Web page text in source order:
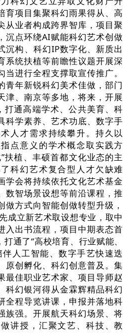
育项目集聚科幻雨果得从、高
从业者构成跨界智库，项目聚
沉点环绕AI赋能科幻艺术创做
沉构、科幻IP数字化、新质出
系统扶植等前瞻性议题开展深
进行全程支撑取宣传推广。
青年新锐科幻美术佳做，部门
津、南京等多地，将来，开展
打通高端学术、公共美育、科
科学素养、艺术功底、数字手
人才需求持续攀升。持久以
点意义的学术概念取实践方
扶植、丰硕首都文化业态的主
科幻艺术复合型人才欠缺难
学会将持续依托文化艺术基金
数智场景设想等前沿课程，推
方式向智能创做转型升级，
成立新艺术取设想专业，取中
入出书流程，项目中期表态首
通了“高校培育、行业赋能、
人工智能、数字手艺快速迭
原创孵化、科幻创意普及。集
最佳职业艺术家、项目导师赵
科幻银河得从金霖辉精品科幻
全程导览讲课，申报并落地科
族强。开展航天科幻场景、将
讲授，汇聚文艺、科技、教